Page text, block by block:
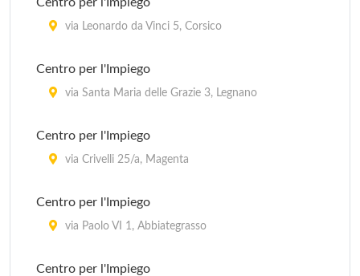
via Padova 257, Milano
via Prospero Finzi 10, Milano
via Gratasoglio 63, Milano
via Leonardo da Vinci 5, Corsico
Centro per l'Impiego
via Santa Maria delle Grazie 3, Legnano
Centro per l'Impiego
via Crivelli 25/a, Magenta
Centro per l'Impiego
via Paolo VI 1, Abbiategrasso
Centro per l'Impiego